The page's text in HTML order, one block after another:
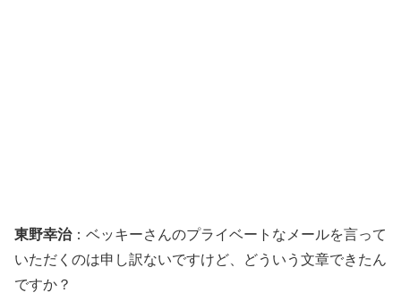
東野幸治：ベッキーさんのプライベートなメールを言って
いただくのは申し訳ないですけど、どういう文章できたん
ですか？